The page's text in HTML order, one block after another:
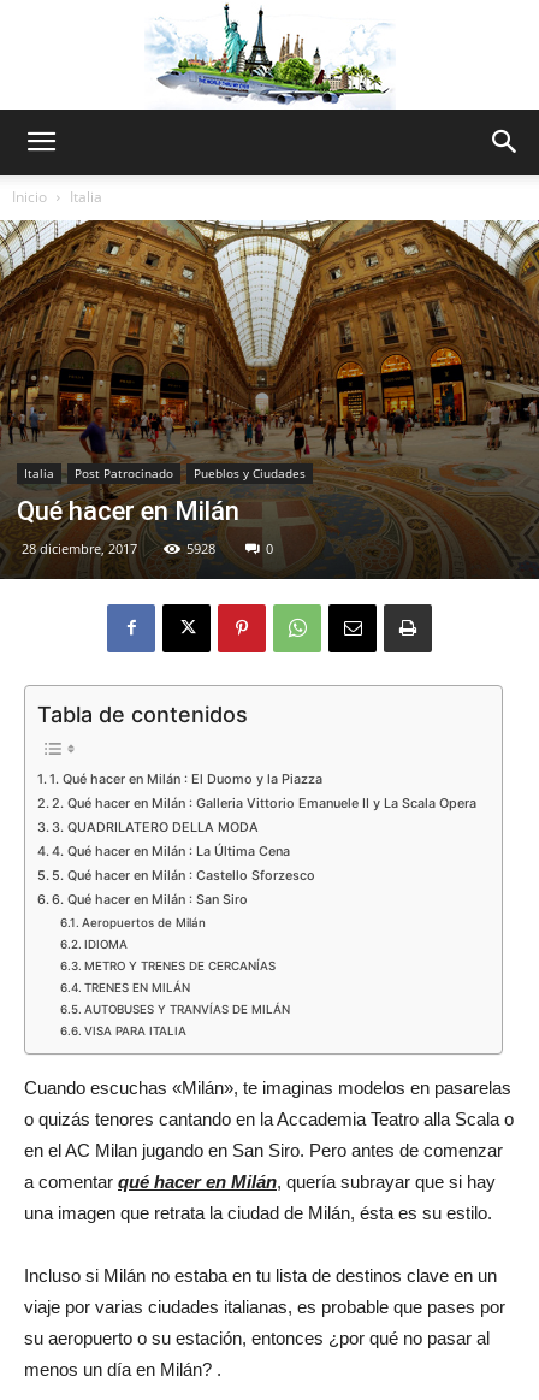
World
Thru
My
Inicio Italia
Italia Post Patrocinado Pueblos y Ciudades
Qué hacer en Milán
28 diciembre, 2017 5928 0
Tabla de contenidos
1. Qué hacer en Milán : El Duomo y la Piazza
2. Qué hacer en Milán : Galleria Vittorio Emanuele II y La Scala Opera
3. QUADRILATERO DELLA MODA
4. Qué hacer en Milán : La Última Cena
5. Qué hacer en Milán : Castello Sforzesco
6. Qué hacer en Milán : San Siro
Aeropuertos de Milán
IDIOMA
METRO Y TRENES DE CERCANÍAS
TRENES EN MILÁN
AUTOBUSES Y TRANVÍAS DE MILÁN
VISA PARA ITALIA
Cuando escuchas «Milán», te imaginas modelos en pasarelas
o quizás tenores cantando en la Accademia Teatro alla Scala o
en el AC Milan jugando en San Siro. Pero antes de comenzar
a comentar qué hacer en Milán, quería subrayar que si hay
una imagen que retrata la ciudad de Milán, ésta es su estilo.
Incluso si Milán no estaba en tu lista de destinos clave en un
viaje por varias ciudades italianas, es probable que pases por
su aeropuerto o su estación, entonces ¿por qué no pasar al
menos un día en Milán? .